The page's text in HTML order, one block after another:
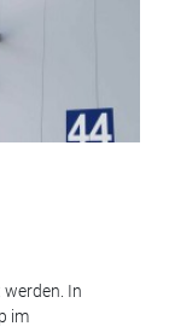
In
im